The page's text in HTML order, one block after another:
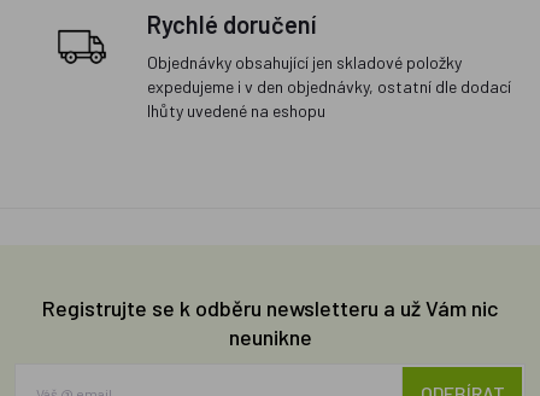
Rychlé doručení
Objednávky obsahující jen skladové položky
expedujeme i v den objednávky, ostatní dle dodací
lhůty uvedené na eshopu
Registrujte se k odběru newsletteru a už Vám nic
neunikne